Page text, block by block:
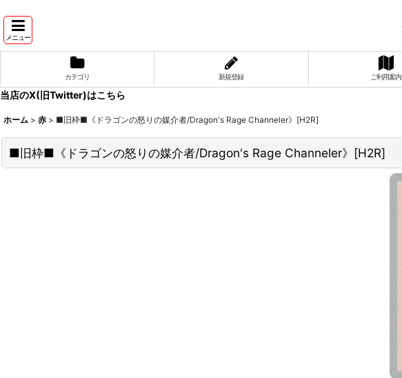
メニュー
カテゴリ 新規登録 ご利用案内
当店のX(旧Twitter)はこちら
ホーム > 赤 > ■旧枠■《ドラゴンの怒りの媒介者/Dragon's Rage Channeler》[H2R]
■旧枠■《ドラゴンの怒りの媒介者/Dragon's Rage Channeler》[H2R]